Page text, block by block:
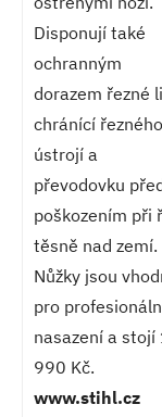
Disponují také
ochranným
dorazem řezné
chránící řezného
ústrojí a
převodovku
poškozením při
těsně nad zemí.
Nůžky jsou
pro
nasazení a stojí
990 Kč.
www.stihl.cz